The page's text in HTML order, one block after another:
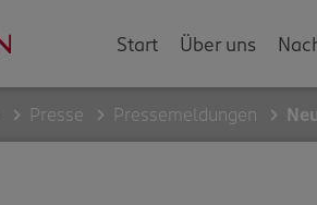
Start Über uns
Presse Pressemeldungen